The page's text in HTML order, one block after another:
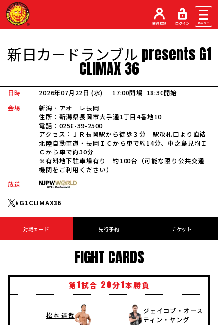
新日カードランブル presents G1
CLIMAX 36
日時 2026年07月22日 (水) 17:00開場 18:30開始
会場
新潟・アオーレ長岡
住所： 新潟県長岡市大手通1丁目4番地10
電話： 0258-39-2500
アクセス： ＪＲ長岡駅から徒歩３分 駅改札口より直結
北陸自動車道・長岡ＩＣから車で約14分、中之島見附Ｉ
Ｃから車で約30分
※有料地下駐車場有り 約100台（可能な限り公共交通
機関をご利用ください）
放送
#G1CLIMAX36
対戦カード 先行予約 チケット
FIGHT CARDS
第1試合 20分1本勝負
松本 達哉
ジェイコブ・オース
ティン・ヤング